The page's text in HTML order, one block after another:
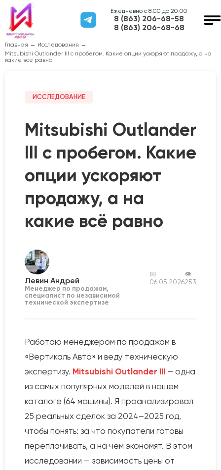
Ежедневно с 8:00 до 20:00
8 (863) 206-68-58
8 (863) 206-68-68
Главная
Исследования
Mitsubishi Outlander III с пробегом. Какие опции ускоряют продажу, а на
какие всё равно
ИССЛЕДОВАНИЕ
Mitsubishi Outlander
III с пробегом. Какие
опции ускоряют
продажу, а на
какие всё равно
Левин Андрей
Менеджер по продажам,
специалист по независимой
технической экспертизе
📅
06.05.2026
👁
253
Работаю менеджером по продажам в
«Вертикаль Авто» и веду техническую
экспертизу. Mitsubishi Outlander III — одна
из самых популярных моделей в нашем
каталоге (64 машины). Я проанализировал
25 реальных сделок за 2024–2025 год,
чтобы понять: за что покупатели готовы
переплачивать, а на чём экономят. В этом
исследовании — зависимость цены от